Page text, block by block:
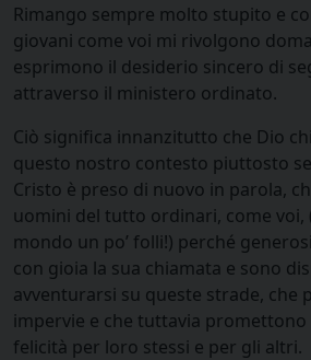
Rimango sempre molto stupito e
giovani come voi mi rivolgono
esprimono il desiderio sincero di
attraverso il ministero ordinato.
Ciò significa innanzitutto che Dio
questo nostro contesto piuttosto
Cristo è preso di nuovo in parola,
uomini del tutto ordinari, come voi,
mondo un po’ folli!) perché
con gioia la sua chiamata e sono
avventurarsi su queste strade, che
impervie e che tuttavia promettono
felicità per loro stessi e per gli altri.